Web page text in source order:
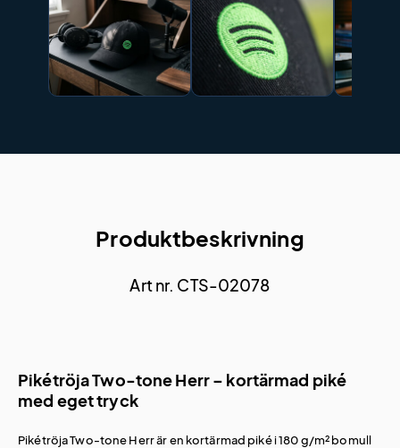
Produktbeskrivning
Art nr. CTS-02078
Pikétröja Two-tone Herr – kortärmad piké
med eget tryck
Pikétröja Two-tone Herr är en kortärmad piké i 180 g/m² bomull